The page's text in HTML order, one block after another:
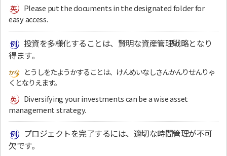
Please put the documents in the designated folder for
easy access.
投資を多様化することは、賢明な資産管理戦略となり
得ます。
とうしをたようかすることは、けんめいなしさんかんりせんりゃ
くとなりえます。
Diversifying your investments can be a wise asset
management strategy.
プロジェクトを完了するには、適切な時間管理が不可
欠です。